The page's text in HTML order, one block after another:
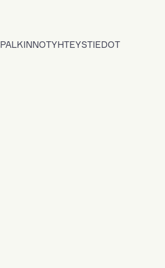
PALKINNOTYHTEYSTIEDOT